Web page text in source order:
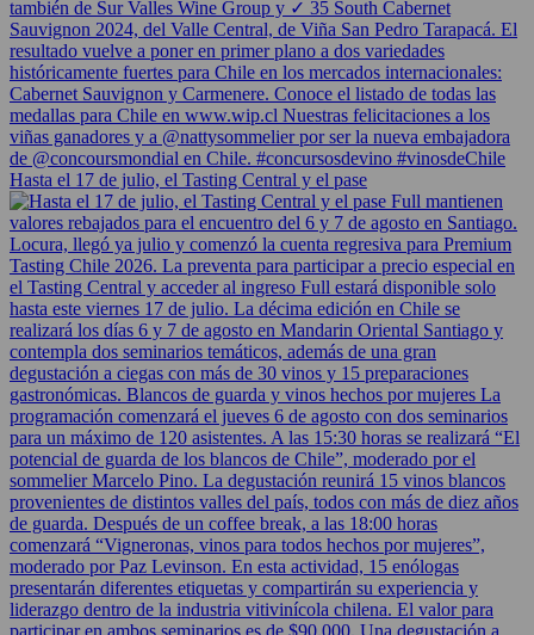
Hasta el 17 de julio, el Tasting Central y el pase